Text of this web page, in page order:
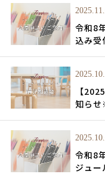
令和8
込み
【
知ら
令和8
ジュー